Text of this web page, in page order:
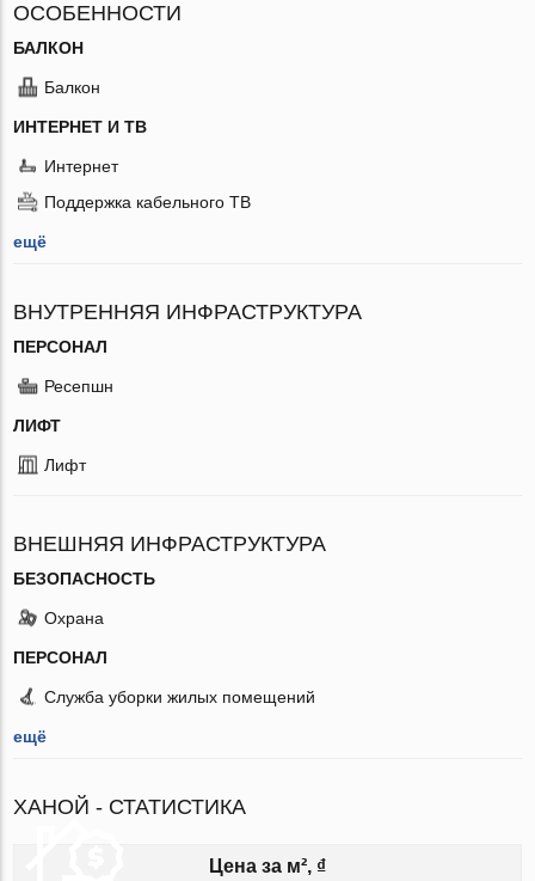
ОСОБЕННОСТИ
БАЛКОН
Балкон
ИНТЕРНЕТ И ТВ
Интернет
Поддержка кабельного ТВ
ещё
ВНУТРЕННЯЯ ИНФРАСТРУКТУРА
ПЕРСОНАЛ
Ресепшн
ЛИФТ
Лифт
ВНЕШНЯЯ ИНФРАСТРУКТУРА
БЕЗОПАСНОСТЬ
Охрана
ПЕРСОНАЛ
Служба уборки жилых помещений
ещё
ХАНОЙ - СТАТИСТИКА
Цена за м², ₫